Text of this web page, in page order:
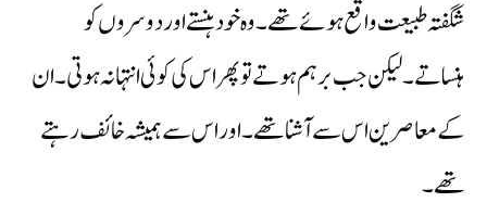
شگفتہ طبیعت واقع ہوئے تھے۔ وہ خود ہنستے اور دوسروں کو
ہنساتے۔ لیکن جب برہم ہوتے تو پھر اس کی کوئی انتہا نہ ہوتی۔ ان
کے معاصرین اس سے آشنا تھے۔ اور اس سے ہمیشہ خائف رہتے
تھے۔